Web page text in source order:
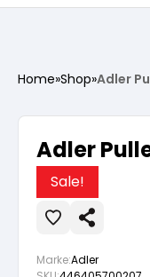
Vorbereitung
Wasserlösliche
Lacke
Vorbereitung
Autoreparatur
Vorbereitung
Innenfarben
Home»Shop»Adler
Adler
Sale!
Marke:Adler